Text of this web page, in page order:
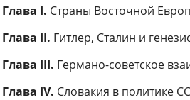
Глава I. Страны Восточной
Глава II. Гитлер, Сталин и
Глава III. Германо-советское
Глава IV. Словакия в политике